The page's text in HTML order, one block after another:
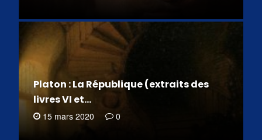
Platon : La République (extraits des
livres VI et…
15 mars 2020 0